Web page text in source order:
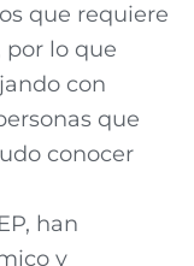
que requiere
por lo que
con
que
conocer
han
y